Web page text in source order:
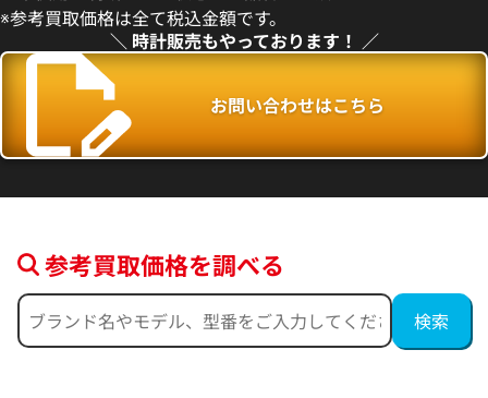
※参考買取価格は全て税込金額です。
＼ 時計販売もやっております！ ／
お問い合わせはこちら
参考買取価格を調べる